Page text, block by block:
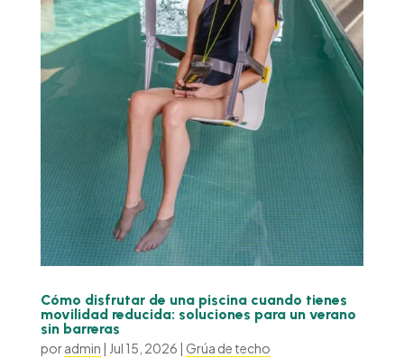
Cómo disfrutar de una piscina cuando tienes
movilidad reducida: soluciones para un verano
sin barreras
poradmin Jul 15, 2026 Grúa de techo